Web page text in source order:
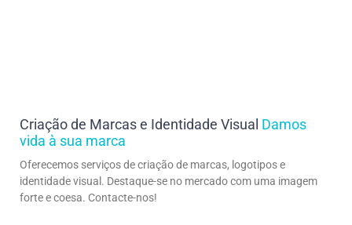
Criação de Marcas e Identidade Visual Damos
vida à sua marca
Oferecemos serviços de criação de marcas, logotipos e
identidade visual. Destaque-se no mercado com uma imagem
forte e coesa. Contacte-nos!